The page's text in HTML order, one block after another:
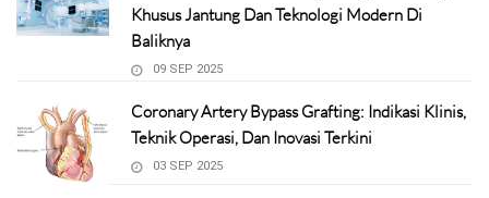
Khusus Jantung Dan Teknologi Modern Di
Baliknya
09 SEP 2025
Coronary Artery Bypass Grafting: Indikasi Klinis,
Teknik Operasi, Dan Inovasi Terkini
03 SEP 2025